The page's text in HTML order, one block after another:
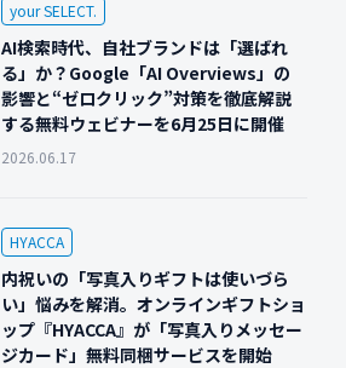
your SELECT.
AI検索時代、自社ブランドは「選ばれ
る」か？Google「AI Overviews」の
影響と“ゼロクリック”対策を徹底解説
する無料ウェビナーを6月25日に開催
2026.06.17
HYACCA
内祝いの「写真入りギフトは使いづら
い」悩みを解消。オンラインギフトショ
ップ『HYACCA』が「写真入りメッセー
ジカード」無料同梱サービスを開始